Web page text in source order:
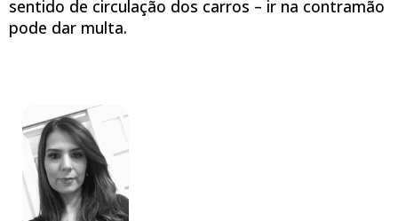
sentido de circulação dos carros – ir na contramão
pode dar multa.